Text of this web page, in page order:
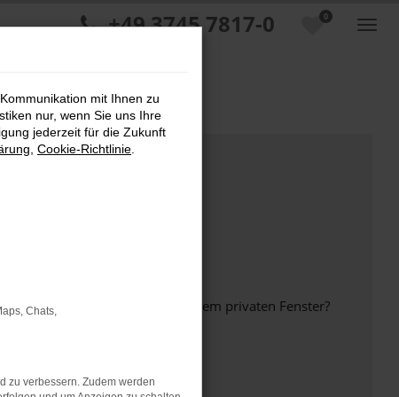
0
+49 3745 7817-0
anderen Browser oder in einem privaten Fenster?
mit Ihnen zu
nur, wenn Sie uns Ihre
jederzeit für die Zukunft
Cookie-Richtlinie
Chats,
zu verbessern. Zudem werden